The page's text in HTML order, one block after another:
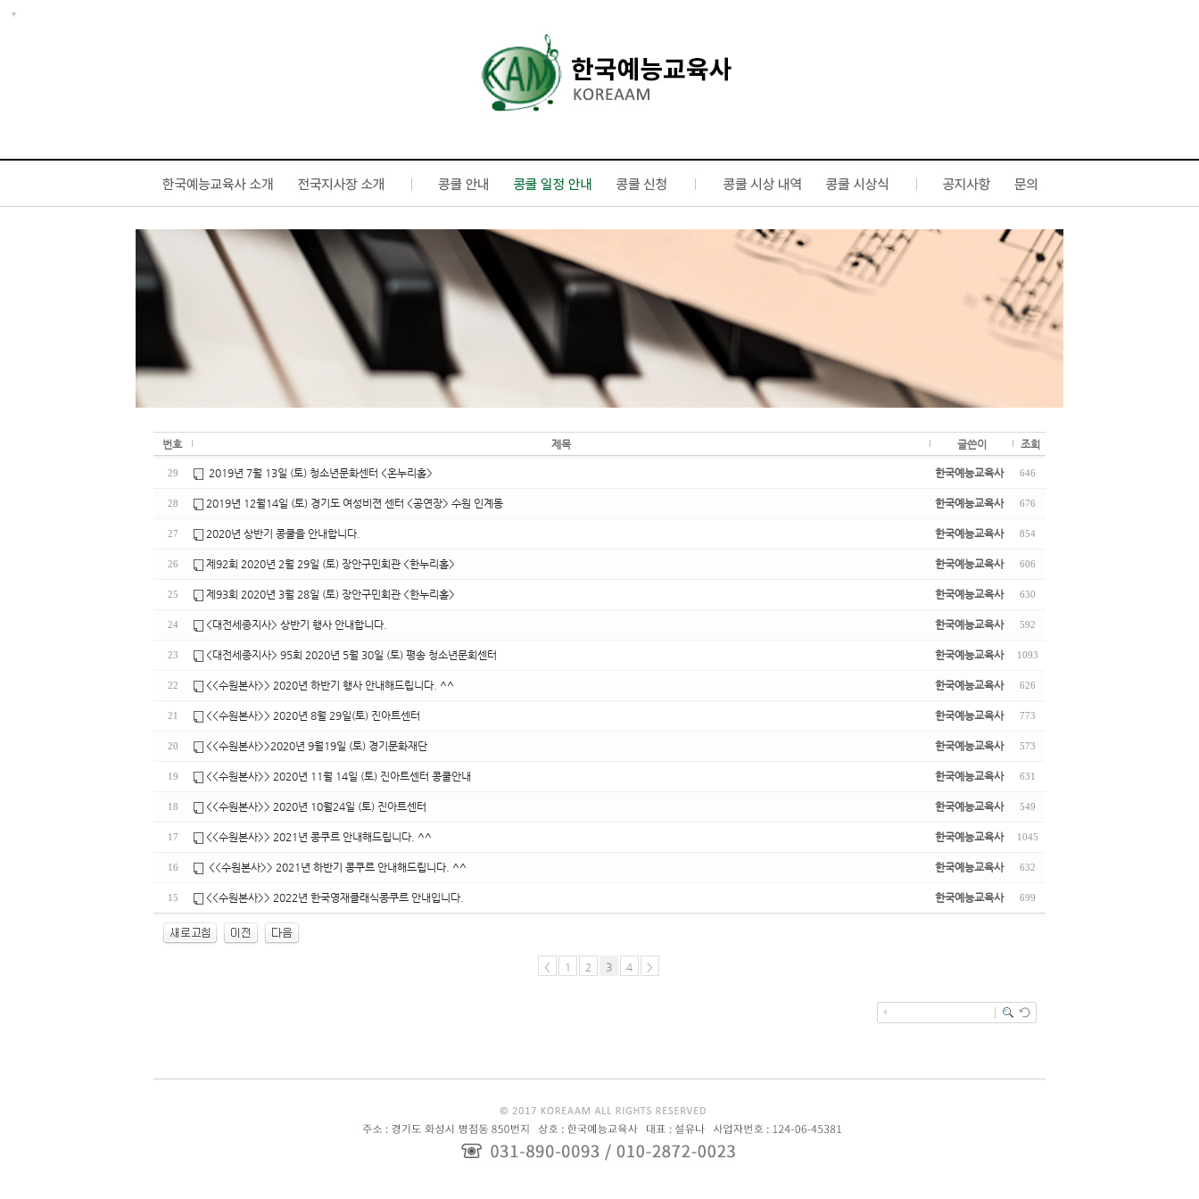
번호 제목 글쓴이 조회
29 2019년 7월 13일 (토) 청소년문화센터 <온누리홀> 한국예능교육사 646
28 2019년 12월14일 (토) 경기도 여성비젼 센터 <공연장> 수원 인계동 한국예능교육사 676
27 2020년 상반기 콩쿨을 안내합니다. 한국예능교육사 854
26 제92회 2020년 2월 29일 (토) 장안구민회관 <한누리홀> 한국예능교육사 606
25 제93회 2020년 3월 28일 (토) 장안구민회관 <한누리홀> 한국예능교육사 630
24 <대전세종지사> 상반기 행사 안내합니다. 한국예능교육사 592
23 <대전세종지사> 95회 2020년 5월 30일 (토) 평송 청소년문회센터 한국예능교육사 1093
22 <<수원본사>> 2020년 하반기 행사 안내해드립니다. ^^ 한국예능교육사 626
21 <<수원본사>> 2020년 8월 29일(토) 진아트센터 한국예능교육사 773
20 <<수원본사>>2020년 9월19일 (토) 경기문화재단 한국예능교육사 573
19 <<수원본사>> 2020년 11월 14일 (토) 진아트센터 콩쿨안내 한국예능교육사 631
18 <<수원본사>> 2020년 10월24일 (토) 진아트센터 한국예능교육사 549
17 <<수원본사>> 2021년 콩쿠르 안내해드립니다. ^^ 한국예능교육사 1045
16 <<수원본사>> 2021년 하반기 콩쿠르 안내해드립니다. ^^ 한국예능교육사 632
15 <<수원본사>> 2022년 한국영재클래식콩쿠르 안내입니다. 한국예능교육사 699
< 1 2 3 4 >